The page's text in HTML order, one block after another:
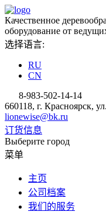
Качественное
оборудование от
选择语言:
RU
CN
8-983-502-14-14
660118, г. Красноярск,
lionewise@bk.ru
订货信息
Выберите город
菜单
主页
公司档案
我们的服务